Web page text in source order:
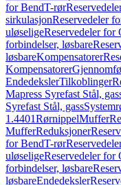
for BendT-rør
sirkulasjonReservedeler
uløseligeReservedeler for
forbindelser, løsbare
løsbareKompensatorer
Kompensatorer
EndedekslerTilkoblinger
Mapress Syrefast Stål,
Syrefast Stål, gass
1.4401RørnippelMuffer
MufferReduksjoner
for BendT-rør
uløseligeReservedeler for
forbindelser, løsbare
løsbareEndedeksler